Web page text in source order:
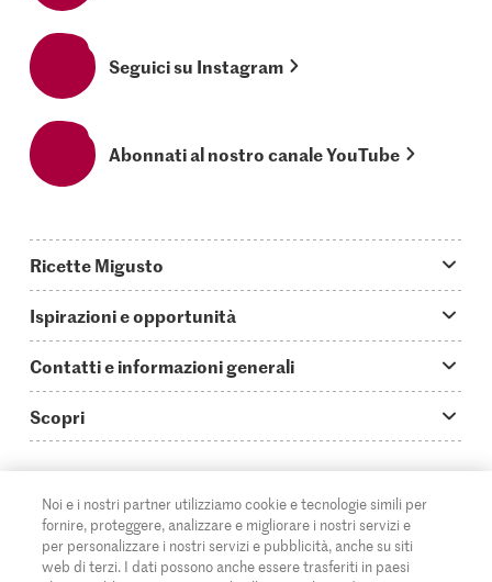
Seguici su Instagram
Abonnati al nostro canale YouTube
Ricette Migusto
Oggi cucino
Piatti principali
Ricette semplici & veloci
Ricette al forno
Ispirazioni e opportunità
Storie
Video How to
Login Migusto
Contatti e informazioni generali
Guida alle abbreviazioni
Contatti
Pubblicità
Scopri
Migros Online
A proposito della Migros
Noi e i nostri partner utilizziamo cookie e tecnologie simili per
fornire, proteggere, analizzare e migliorare i nostri servizi e
per personalizzare i nostri servizi e pubblicità, anche su siti
web di terzi. I dati possono anche essere trasferiti in paesi